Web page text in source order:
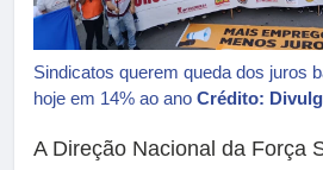
Sindicatos querem queda dos juros
hoje em 14% ao ano Crédito:
A Direção Nacional da Força